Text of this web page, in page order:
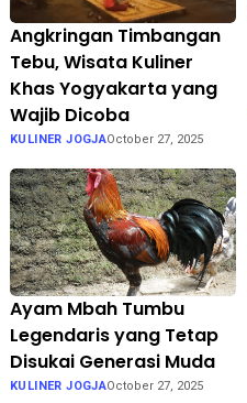
Angkringan Timbangan
Tebu, Wisata Kuliner
Khas Yogyakarta yang
Wajib Dicoba
KULINER JOGJAOctober 27, 2025
Ayam Mbah Tumbu
Legendaris yang Tetap
Disukai Generasi Muda
KULINER JOGJAOctober 27, 2025